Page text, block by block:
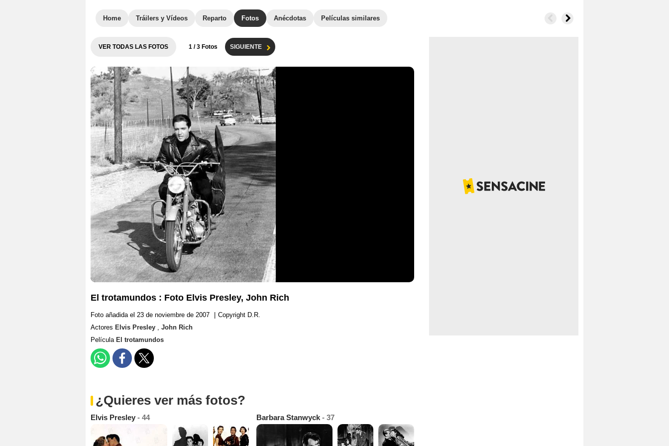
Home Tráilers y Vídeos Reparto Fotos Anécdotas Películas similares
VER TODAS LAS FOTOS 1 / 3 Fotos SIGUIENTE
El trotamundos : Foto Elvis Presley, John Rich
Foto añadida el 23 de noviembre de 2007
Copyright D.R.
Actores Elvis Presley , John Rich
Película El trotamundos
¿Quieres ver más fotos?
Elvis Presley - 44 Barbara Stanwyck - 37